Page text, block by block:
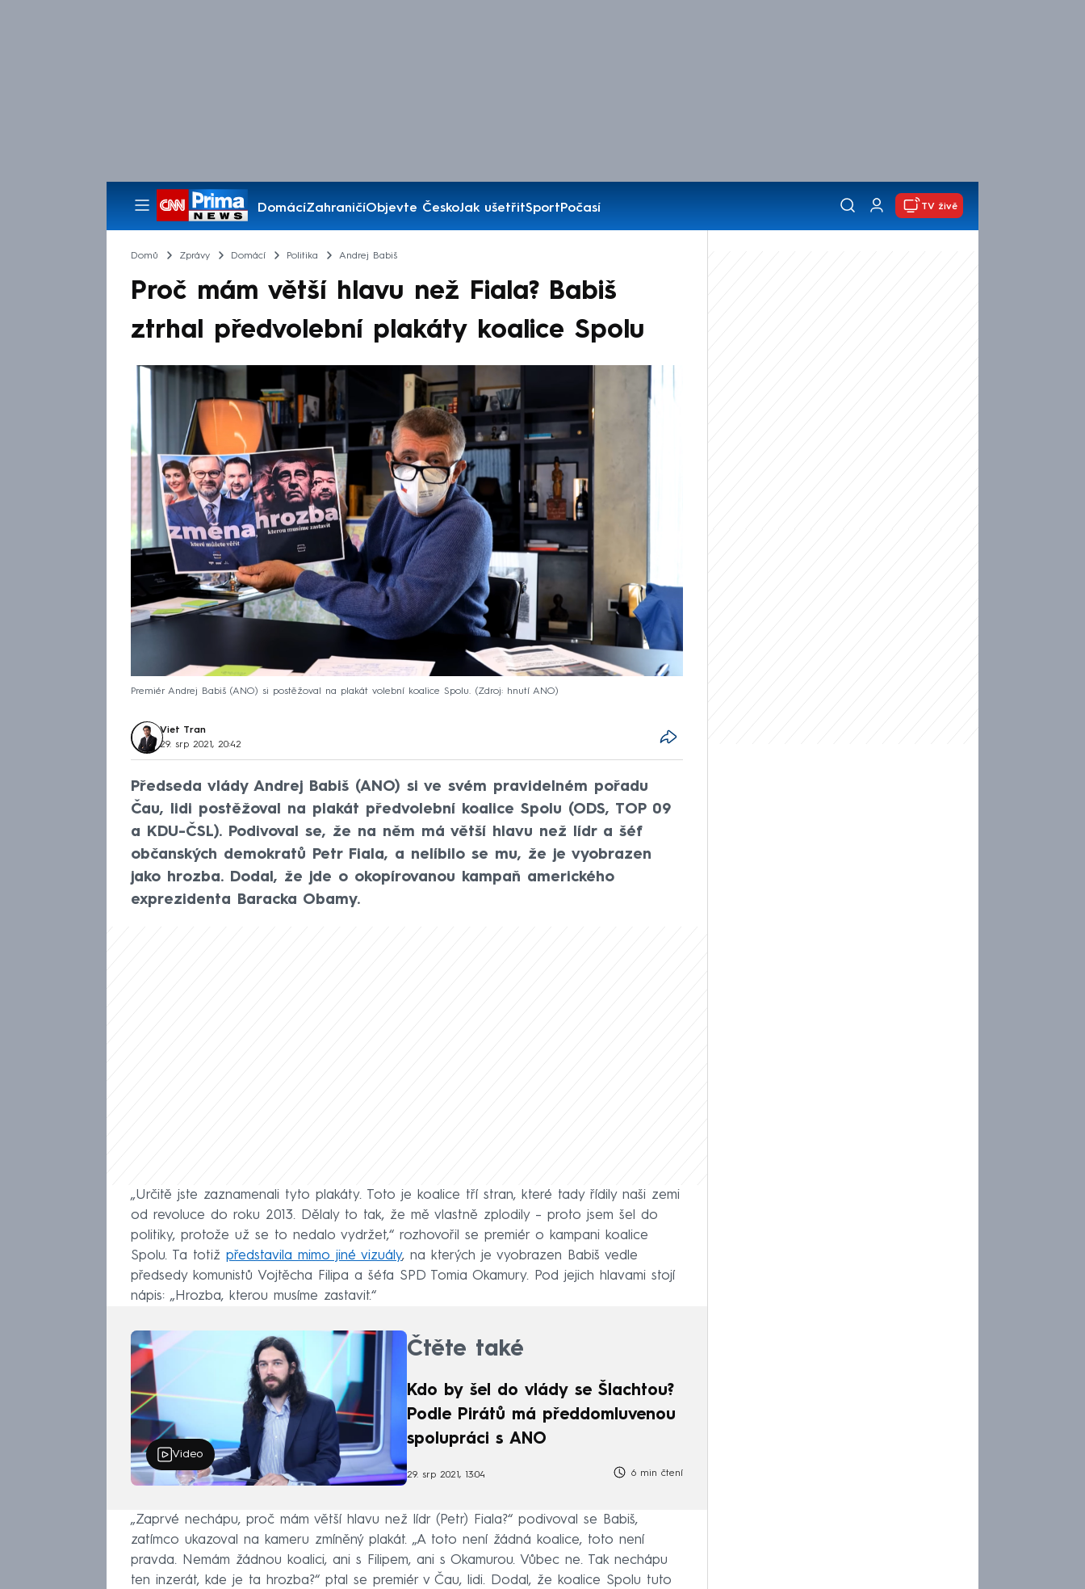
DomácíZahraničíObjevte ČeskoJak ušetřitSportPočasí
Pořady
TV živě
Domů Zprávy Domácí Politika Andrej Babiš
Proč mám větší hlavu než Fiala? Babiš
ztrhal předvolební plakáty koalice Spolu
Premiér Andrej Babiš (ANO) si postěžoval na plakát volební koalice Spolu. Zdroj: hnutí ANO
Viet Tran
29. srp 2021, 20:42
Předseda vlády Andrej Babiš (ANO) si ve svém pravidelném pořadu
Čau, lidi postěžoval na plakát předvolební koalice Spolu (ODS, TOP 09
a KDU-ČSL). Podivoval se, že na něm má větší hlavu než lídr a šéf
občanských demokratů Petr Fiala, a nelíbilo se mu, že je vyobrazen
jako hrozba. Dodal, že jde o okopírovanou kampaň amerického
exprezidenta Baracka Obamy.
„Určitě jste zaznamenali tyto plakáty. Toto je koalice tří stran, které tady řídily naši zemi
od revoluce do roku 2013. Dělaly to tak, že mě vlastně zplodily – proto jsem šel do
politiky, protože už se to nedalo vydržet,“ rozhovořil se premiér o kampani koalice
Spolu. Ta totiž představila mimo jiné vizuály, na kterých je vyobrazen Babiš vedle
předsedy komunistů Vojtěcha Filipa a šéfa SPD Tomia Okamury. Pod jejich hlavami stojí
nápis: „Hrozba, kterou musíme zastavit.“
Video
Čtěte také
Kdo by šel do vlády se Šlachtou?
Podle Pirátů má předdomluvenou
spolupráci s ANO
29. srp 2021, 13:04 6 min čtení
„Zaprvé nechápu, proč mám větší hlavu než lídr (Petr) Fiala?“ podivoval se Babiš,
zatímco ukazoval na kameru zmíněný plakát. „A toto není žádná koalice, toto není
pravda. Nemám žádnou koalici, ani s Filipem, ani s Okamurou. Vůbec ne. Tak nechápu
ten inzerát, kde je ta hrozba?“ ptal se premiér v Čau, lidi. Dodal, že koalice Spolu tuto